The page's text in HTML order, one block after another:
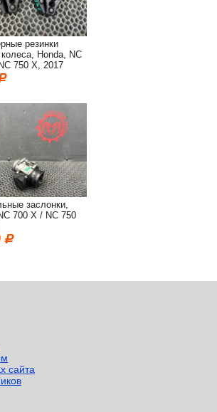
резинки
колеса, Honda, NC
750 X, 2017
заслонки,
700 X / NC 750
сайта